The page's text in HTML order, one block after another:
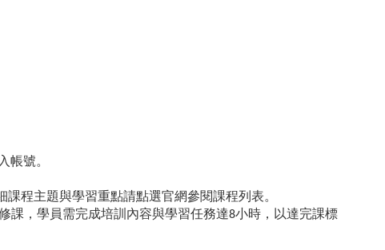
帳號。
程主題與學習重點請點選官網參閱課程列表。
課，學員需完成培訓內容與學習任務達8小時，以達完課標